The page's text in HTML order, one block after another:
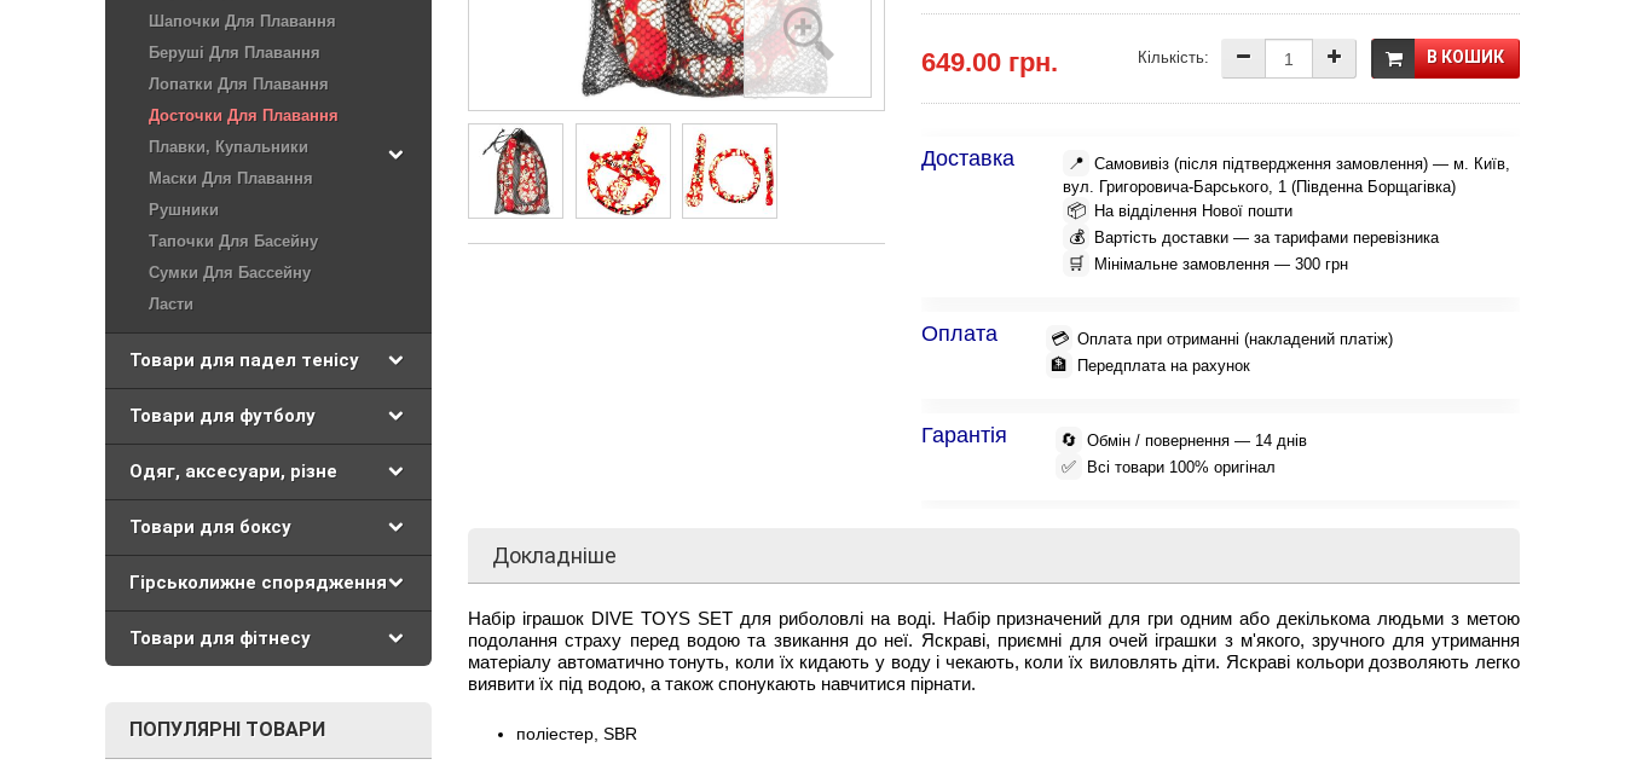
Шапочки Для Плавання
Беруші Для Плавання
Лопатки Для Плавання
Досточки Для Плавання
Плавки, Купальники
Маски Для Плавання
Рушники
Тапочки Для Басейну
Сумки Для Бассейну
Ласти
Товари для падел тенісу
Товари для футболу
Одяг, аксесуари, різне
Товари для боксу
Гірськолижне спорядження
Товари для фітнесу
ПОПУЛЯРНІ ТОВАРИ
649.00 грн. В КОШИК
Кількість:
Доставка 📍 Самовивіз (після підтвердження замовлення) — м. Київ,
вул. Григоровича-Барського, 1 (Південна Борщагівка)
📦 На відділення Нової пошти
💰 Вартість доставки — за тарифами перевізника
🛒 Мінімальне замовлення — 300 грн
Оплата 💳 Оплата при отриманні (накладений платіж)
🏦 Передплата на рахунок
Гарантія 🔄 Обмін / повернення — 14 днів
✅ Всі товари 100% оригінал
Докладніше
Набір іграшок DIVE TOYS SET для риболовлі на воді. Набір призначений для гри одним або декількома людьми з метою
подолання страху перед водою та звикання до неї. Яскраві, приємні для очей іграшки з м'якого, зручного для утримання
матеріалу автоматично тонуть, коли їх кидають у воду і чекають, коли їх виловлять діти. Яскраві кольори дозволяють легко
виявити їх під водою, а також спонукають навчитися пірнати.
поліестер, SBR